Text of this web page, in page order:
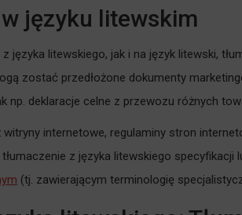
w języku litewskim
języka litewskiego, jak i na język litewski,
zostać przedłożone dokumenty
np. deklaracje celne z przewozu różnych
witryny internetowe, regulaminy stron
z języka litewskiego
(tj. zawierającym terminologię